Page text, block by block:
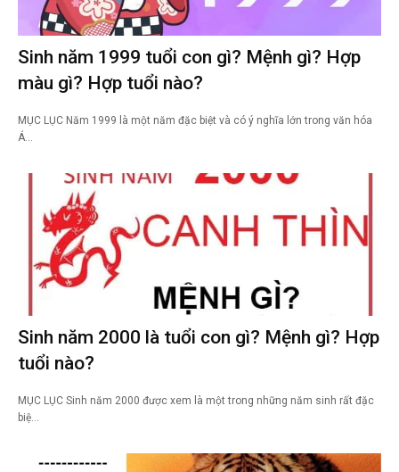
Sinh năm 1999 tuổi con gì? Mệnh gì? Hợp
màu gì? Hợp tuổi nào?
MỤC LỤC Năm 1999 là một năm đặc biệt và có ý nghĩa lớn trong văn hóa
Á…
Sinh năm 2000 là tuổi con gì? Mệnh gì? Hợp
tuổi nào?
MỤC LỤC Sinh năm 2000 được xem là một trong những năm sinh rất đặc
biệ…